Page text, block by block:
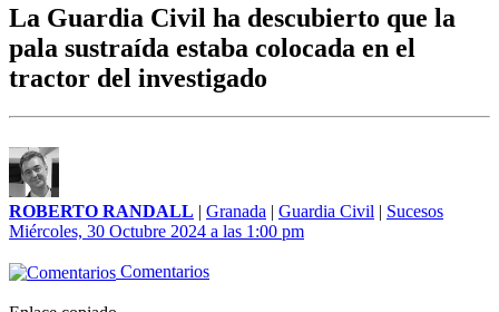
La Guardia Civil ha descubierto que la
pala sustraída estaba colocada en el
tractor del investigado
ROBERTO RANDALL | Granada | Guardia Civil | Sucesos
Miércoles, 30 Octubre 2024 a las 1:00 pm
Comentarios